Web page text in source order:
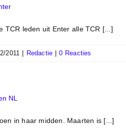
TCR leden uit Enter alle TCR [...]
2011 Redactie 0 Reacties
NL
in haar midden. Maarten is [...]